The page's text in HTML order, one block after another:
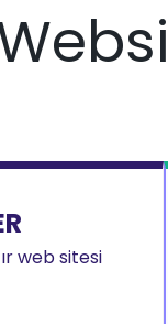
web sitesi